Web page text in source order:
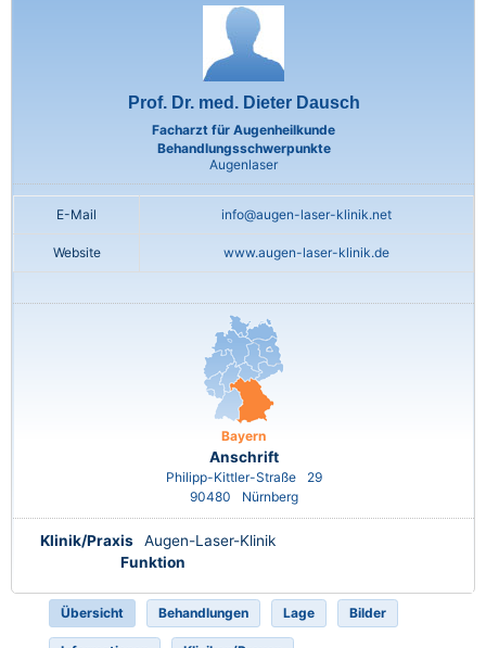
Prof. Dr. med. Dieter Dausch
Facharzt für Augenheilkunde
Behandlungsschwerpunkte
Augenlaser
E-Mail info@augen-laser-klinik.net
Website www.augen-laser-klinik.de
Bayern
Anschrift
Philipp-Kittler-Straße
29
90480
Nürnberg
Klinik/Praxis
Augen-Laser-Klinik
Funktion
Übersicht Behandlungen Lage Bilder